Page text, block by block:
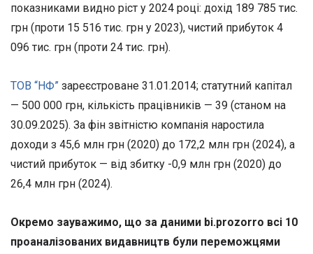
показниками видно ріст у 2024 році: дохід 189 785 тис.
грн (проти 15 516 тис. грн у 2023), чистий прибуток 4
096 тис. грн (проти 24 тис. грн).
ТОВ “НФ” зареєстроване 31.01.2014; статутний капітал
— 500 000 грн, кількість працівників — 39 (станом на
30.09.2025). За фін звітністю компанія наростила
доходи з 45,6 млн грн (2020) до 172,2 млн грн (2024), а
чистий прибуток — від збитку -0,9 млн грн (2020) до
26,4 млн грн (2024).
Окремо зауважимо, що за даними bi.prozorro всі 10
проаналізованих видавництв були переможцями